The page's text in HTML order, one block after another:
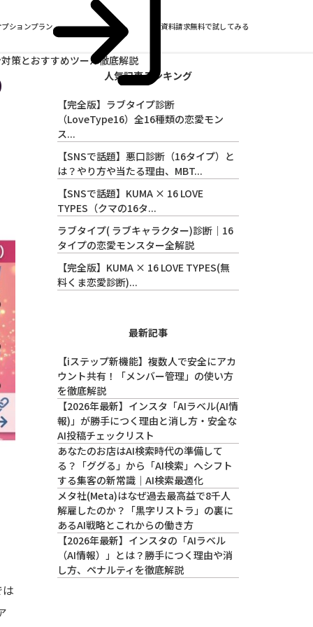
ションプラン 資料請求無料で試してみる
策とおすすめツール徹底解説
人気記事ランキング
【完全版】ラブタイプ診断
（LoveType16）全16種類の恋愛モン
ス...
【SNSで話題】悪口診断（16タイプ）と
は？やり方や当たる理由、MBT...
【SNSで話題】KUMA × 16 LOVE
TYPES（クマの16タ...
ラブタイプ( ラブキャラクター)診断｜16
タイプの恋愛モンスター全解説
【完全版】KUMA × 16 LOVE TYPES(無
料くま恋愛診断)...
最新記事
【iステップ新機能】複数人で安全にアカ
ウント共有！「メンバー管理」の使い方
を徹底解説
【2026年最新】インスタ「AIラベル(AI情
報)」が勝手につく理由と消し方・安全な
AI投稿チェックリスト
あなたのお店はAI検索時代の準備して
る？「ググる」から「AI検索」へシフト
する集客の新常識｜AI検索最適化
メタ社(Meta)はなぜ過去最高益で8千人
解雇したのか？「黒字リストラ」の裏に
あるAI戦略とこれからの働き方
【2026年最新】インスタの「AIラベル
（AI情報）」とは？勝手につく理由や消
し方、ペナルティを徹底解説